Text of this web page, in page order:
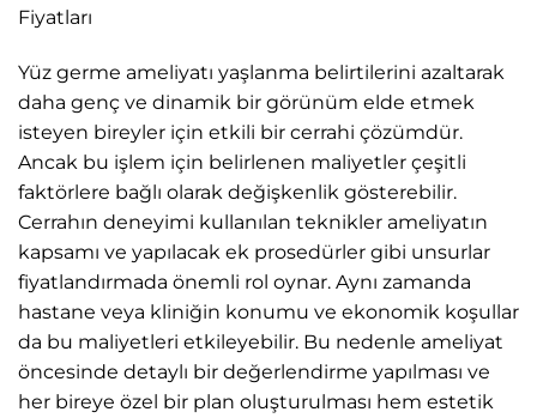
Fiyatları
Yüz germe ameliyatı yaşlanma belirtilerini azaltarak
daha genç ve dinamik bir görünüm elde etmek
isteyen bireyler için etkili bir cerrahi çözümdür.
Ancak bu işlem için belirlenen maliyetler çeşitli
faktörlere bağlı olarak değişkenlik gösterebilir.
Cerrahın deneyimi kullanılan teknikler ameliyatın
kapsamı ve yapılacak ek prosedürler gibi unsurlar
fiyatlandırmada önemli rol oynar. Aynı zamanda
hastane veya kliniğin konumu ve ekonomik koşullar
da bu maliyetleri etkileyebilir. Bu nedenle ameliyat
öncesinde detaylı bir değerlendirme yapılması ve
her bireye özel bir plan oluşturulması hem estetik